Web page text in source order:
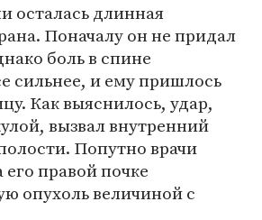
осталась длинная
Поначалу он не придал
боль в спине
сильнее, и ему пришлось
Как выяснилось, удар,
вызвал внутренний
Попутно врачи
правой почке
опухоль величиной с